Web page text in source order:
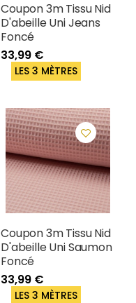
Coupon 3m Tissu Nid
D'abeille Uni Jeans
Foncé
33,99 €
LES 3 MÈTRES
Coupon 3m Tissu Nid
D'abeille Uni Saumon
Foncé
33,99 €
LES 3 MÈTRES